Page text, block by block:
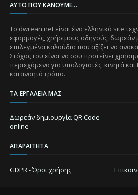
ΑΥΤΌ ΠΟΥ ΚΆΝΟΥΜΕ...
Το dwrean.net είναι ένα ελληνικό site
εφαρμογές, χρήσιμους οδηγούς, δωρεάν
επιλεγμένα καλούδια που αξίζει να
Στόχος του είναι να σου προτείνει
περιεχόμενο για υπολογιστές, κινητά
κατανοητό τρόπο.
ΤΑ ΕΡΓΑΛΕΊΑ ΜΑΣ
Δωρεάν δημιουργία QR Code
online
ΑΠΑΡΑΊΤΗΤΑ
GDPR - Όροι χρήσης